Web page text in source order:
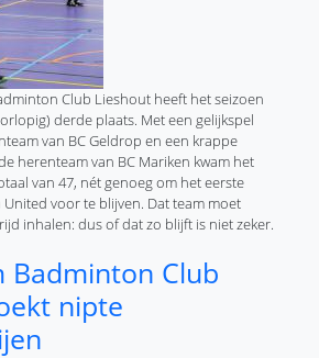
Club Lieshout heeft het seizoen
derde plaats. Met een gelijkspel
van BC Geldrop en een krappe
herenteam van BC Mariken kwam het
van 47, nét genoeg om het eerste
voor te blijven. Dat team moet
inhalen: dus of dat zo blijft is niet zeker.
Badminton Club Lieshout eindigt
Badminton Club
nipte